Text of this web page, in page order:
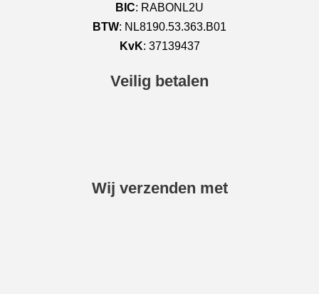
BIC: RABONL2U
BTW: NL8190.53.363.B01
KvK: 37139437
Veilig betalen
Wij verzenden met